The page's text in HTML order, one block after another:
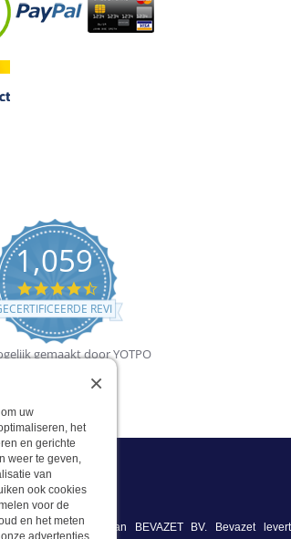
1,059
4.5
star
rating
REVIEWS
gemaakt door YOTPO
is onderdeel van BEVAZET BV. Bevazet
uw
het
en gerichte
weer te geven,
van
ook cookies
voor de
en het meten
advertenties
×